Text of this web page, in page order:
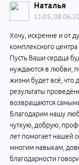
Наталья
11:05,
Хочу, искренне и от
комплексного
Пусть Ваши сердца
нуждаются в любви,
жизни будет всё, что
результаты
возвращаются
Благодарим нашу
чуткую, добрую,
лет помогает нашей
многим навыкам,
благодарности